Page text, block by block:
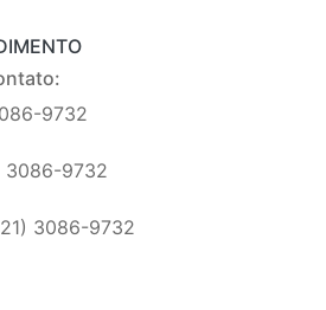
9732
3086-9732
3086-9732